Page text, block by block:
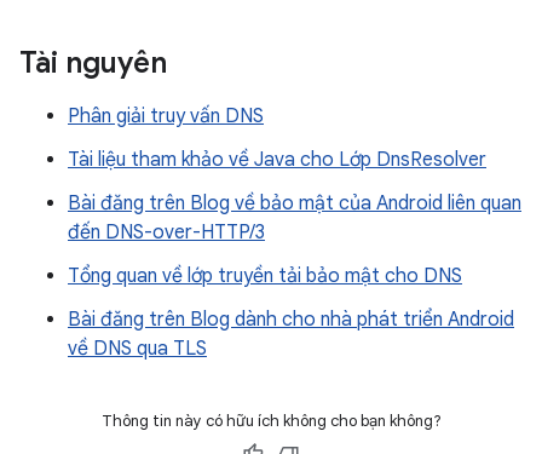
Tài nguyên
Phân giải truy vấn DNS
Tài liệu tham khảo về Java cho Lớp DnsResolver
Bài đăng trên Blog về bảo mật của Android liên quan
đến DNS-over-HTTP/3
Tổng quan về lớp truyền tải bảo mật cho DNS
Bài đăng trên Blog dành cho nhà phát triển Android
về DNS qua TLS
Thông tin này có hữu ích không cho bạn không?